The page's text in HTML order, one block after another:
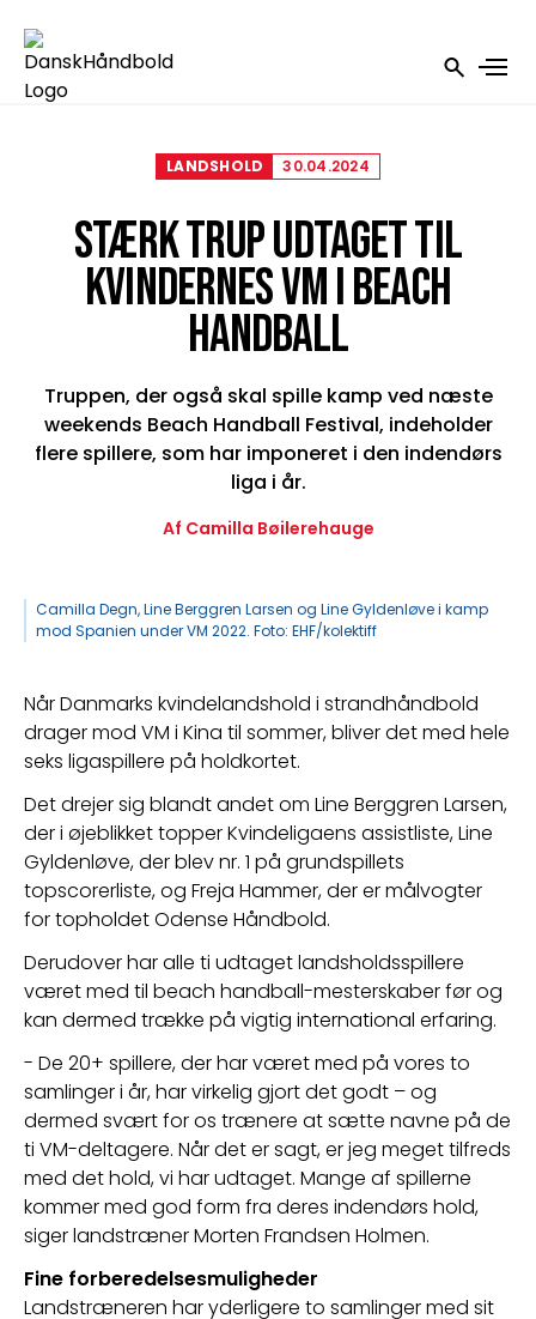
LANDSHOLD 30.04.2024
STÆRK TRUP UDTAGET TIL
KVINDERNES VM I BEACH
HANDBALL
Truppen, der også skal spille kamp ved næste
weekends Beach Handball Festival, indeholder
flere spillere, som har imponeret i den indendørs
liga i år.
Af Camilla Bøilerehauge
Camilla Degn, Line Berggren Larsen og Line Gyldenløve i kamp
mod Spanien under VM 2022. Foto: EHF/kolektiff
Når Danmarks kvindelandshold i strandhåndbold
drager mod VM i Kina til sommer, bliver det med hele
seks ligaspillere på holdkortet.
Det drejer sig blandt andet om Line Berggren Larsen,
der i øjeblikket topper Kvindeligaens assistliste, Line
Gyldenløve, der blev nr. 1 på grundspillets
topscorerliste, og Freja Hammer, der er målvogter
for topholdet Odense Håndbold.
Derudover har alle ti udtaget landsholdsspillere
været med til beach handball-mesterskaber før og
kan dermed trække på vigtig international erfaring.
- De 20+ spillere, der har været med på vores to
samlinger i år, har virkelig gjort det godt – og
dermed svært for os trænere at sætte navne på de
ti VM-deltagere. Når det er sagt, er jeg meget tilfreds
med det hold, vi har udtaget. Mange af spillerne
kommer med god form fra deres indendørs hold,
siger landstræner Morten Frandsen Holmen.
Fine forberedelsesmuligheder
Landstræneren har yderligere to samlinger med sit